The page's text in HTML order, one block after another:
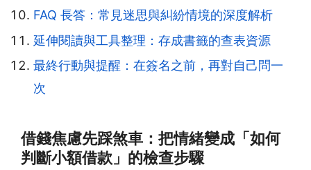
FAQ 長答：常見迷思與糾紛情境的深度解析
延伸閱讀與工具整理：存成書籤的查表資源
最終行動與提醒：在簽名之前，再對自己問一
次
借錢焦慮先踩煞車：把情緒變成「如何
判斷小額借款」的檢查步驟